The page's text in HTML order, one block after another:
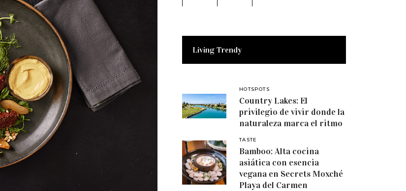
Living Trendy
HOTSPOTS
Country Lakes: El
privilegio de vivir donde la
naturaleza marca el ritmo
TASTE
Bamboo: Alta cocina
asiática con esencia
vegana en Secrets Moxché
Playa del Carmen